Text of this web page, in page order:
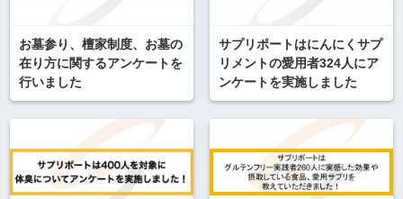
お墓参り、檀家制度、お墓の
在り方に関するアンケートを
行いました
サプリポートはにんにくサプ
リメントの愛用者324人にア
ンケートを実施しました